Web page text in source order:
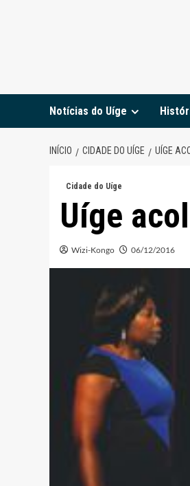
Notícias do Uíge
INÍCIO CIDADE DO UÍGE UÍGE
Cidade do Uíge
Uíge
Wizi-Kongo 06/12/2016